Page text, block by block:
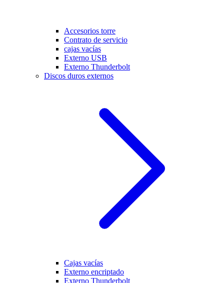
Accesorios torre
Contrato de servicio
cajas vacías
Externo USB
Externo Thunderbolt
Discos duros externos
Cajas vacías
Externo encriptado
Externo Thunderbolt